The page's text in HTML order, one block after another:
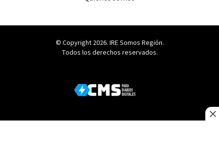
© Copyright 2026. IRE Somos Región.
Todos los derechos reservados.